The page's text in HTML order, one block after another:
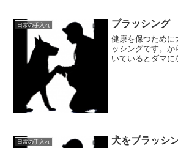
日常の手入れ ブラッシング
健康を保つために
ッシングです。
いているとダマ
日常の手入れ 犬をブラッシ